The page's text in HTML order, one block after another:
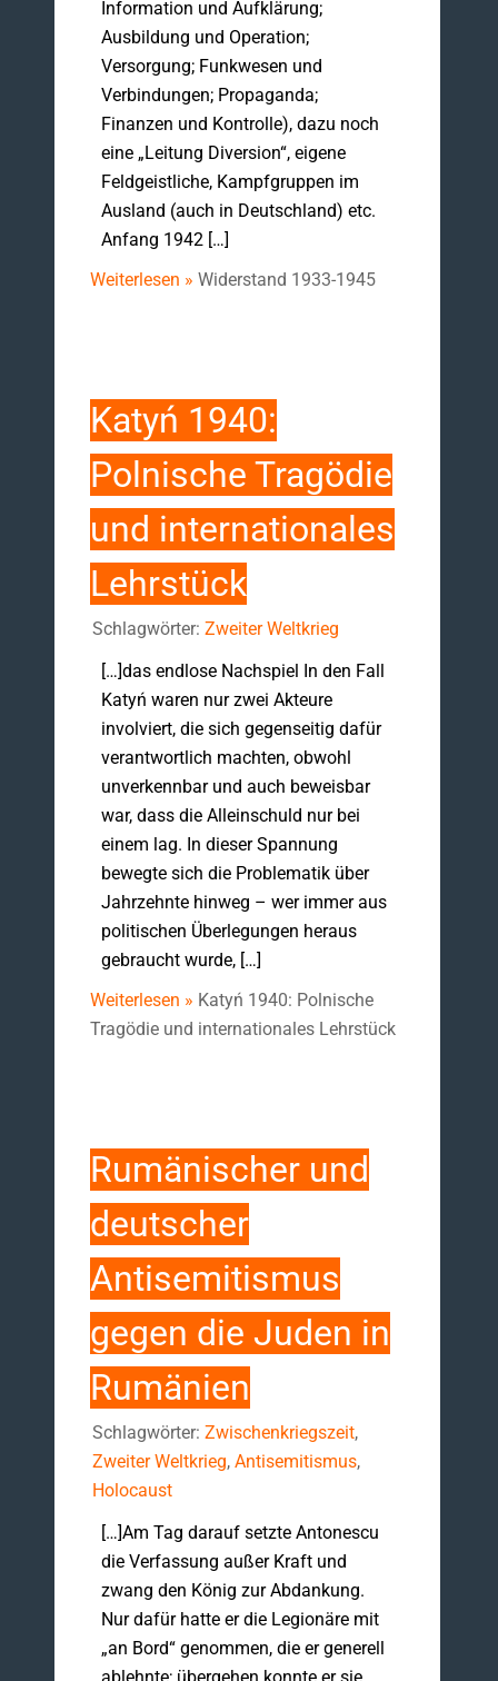
Information und Aufklärung;
Ausbildung und Operation;
Versorgung; Funkwesen und
Verbindungen; Propaganda;
Finanzen und Kontrolle), dazu noch
eine „Leitung Diversion“, eigene
Feldgeistliche, Kampfgruppen im
Ausland (auch in Deutschland) etc.
Anfang 1942 […]
Weiterlesen » Widerstand 1933-1945
Katyń 1940:
Polnische Tragödie
und internationales
Lehrstück
Schlagwörter: Zweiter Weltkrieg
[…]das endlose Nachspiel In den Fall
Katyń waren nur zwei Akteure
involviert, die sich gegenseitig dafür
verantwortlich machten, obwohl
unverkennbar und auch beweisbar
war, dass die Alleinschuld nur bei
einem lag. In dieser Spannung
bewegte sich die Problematik über
Jahrzehnte hinweg – wer immer aus
politischen Überlegungen heraus
gebraucht wurde, […]
Weiterlesen » Katyń 1940: Polnische
Tragödie und internationales Lehrstück
Rumänischer und
deutscher
Antisemitismus
gegen die Juden in
Rumänien
Schlagwörter: Zwischenkriegszeit,
Zweiter Weltkrieg, Antisemitismus,
Holocaust
[…]Am Tag darauf setzte Antonescu
die Verfassung außer Kraft und
zwang den König zur Abdankung.
Nur dafür hatte er die Legionäre mit
„an Bord“ genommen, die er generell